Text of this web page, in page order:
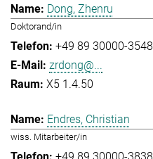
Dong, Zhenru
Doktorand/in
+49 89 30000-3548
zrdong@...
X5 1.4.50
Endres, Christian
wiss. Mitarbeiter/in